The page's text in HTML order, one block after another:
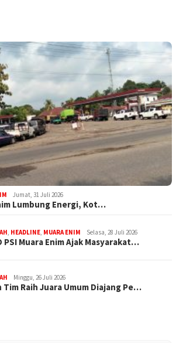
Jumat, 31 Juli 2026
Lumbung Energi, Kot…
, HEADLINE, MUARA ENIM Selasa, 28 Juli 2026
PSI Muara Enim Ajak Masyarakat…
Minggu, 26 Juli 2026
Tim Raih Juara Umum Diajang Pe…